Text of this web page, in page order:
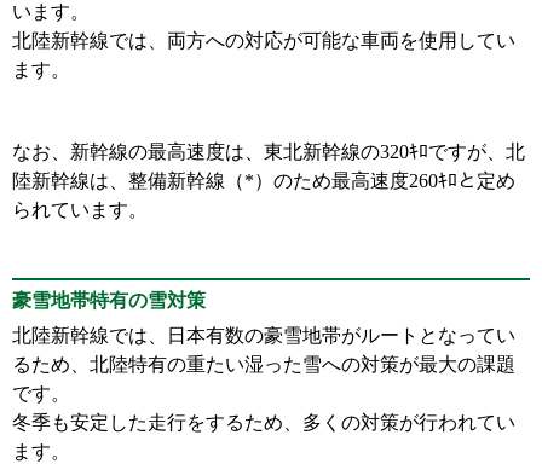
います。
北陸新幹線では、両方への対応が可能な車両を使用してい
ます。
なお、新幹線の最高速度は、東北新幹線の320ｷﾛですが、北
陸新幹線は、整備新幹線（*）のため最高速度260ｷﾛと定め
られています。
豪雪地帯特有の雪対策
北陸新幹線では、日本有数の豪雪地帯がルートとなってい
るため、北陸特有の重たい湿った雪への対策が最大の課題
です。
冬季も安定した走行をするため、多くの対策が行われてい
ます。